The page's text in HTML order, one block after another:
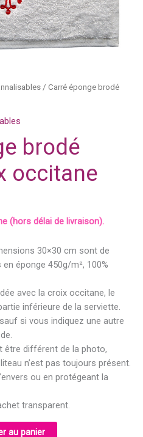
/ Carré éponge brodé
brodé
occitane
(hors délai de livraison).
30×30 cm sont de
éponge 450g/m², 100%
avec la croix occitane, le
inférieure de la serviette.
si vous indiquez une autre
être différent de la photo,
n’est pas toujours présent.
ou en protégeant la
transparent.
au panier